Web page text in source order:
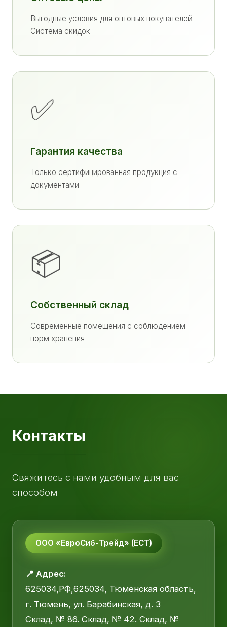
Выгодные условия для оптовых покупателей.
Система скидок
✅
Гарантия качества
Только сертифицированная продукция с
документами
📦
Собственный склад
Современные помещения с соблюдением
норм хранения
Контакты
Свяжитесь с нами удобным для вас
способом
ООО «ЕвроСиб-Трейд» (ЕСТ)
📍 Адрес:
625034,РФ,625034, Тюменская область,
г. Тюмень, ул. Барабинская, д. 3
Склад, № 86. Склад, № 42. Склад, №